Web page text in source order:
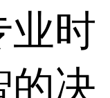
业时
的决